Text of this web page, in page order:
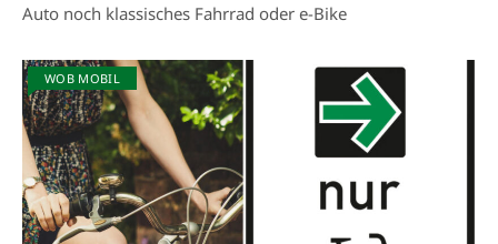
Auto noch klassisches Fahrrad oder e-Bike
WOB MOBIL